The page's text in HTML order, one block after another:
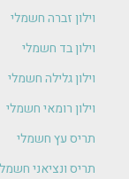
וילון זברה חשמלי
וילון בד חשמלי
וילון גלילה חשמלי
וילון רומאי חשמלי
תריס עץ חשמלי
תריס ונציאני